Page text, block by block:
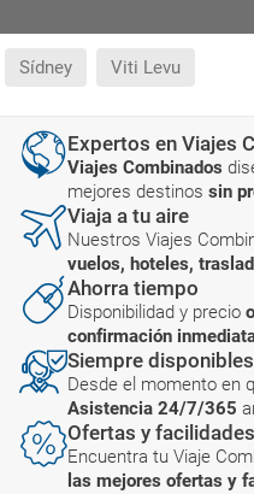
Sídney Viti Levu
Expertos en Viajes
Viajes Combinados
mejores destinos sin
Viaja a tu aire
Nuestros Viajes
vuelos, hoteles,
Ahorra tiempo
Disponibilidad y precio
confirmación
Siempre
Desde el momento en
Asistencia 24/7/365
Ofertas y
Encuentra tu Viaje
las mejores ofertas y